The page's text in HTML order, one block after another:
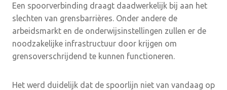
Een spoorverbinding draagt daadwerkelijk bij aan het
slechten van grensbarrières. Onder andere de
arbeidsmarkt en de onderwijsinstellingen zullen er de
noodzakelijke infrastructuur door krijgen om
grensoverschrijdend te kunnen functioneren.
Het werd duidelijk dat de spoorlijn niet van vandaag op